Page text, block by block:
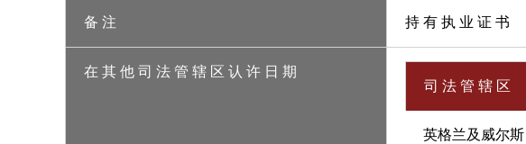
备 注 持 有 执 业 证 书
在 其 他 司 法 管 辖 区 认 许 日 期
司 法 管 辖 区
英格兰及威尔斯